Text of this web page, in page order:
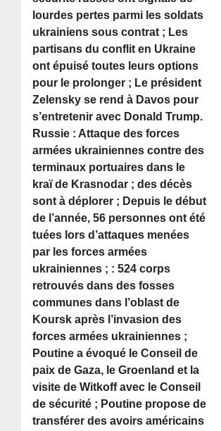
lourdes pertes parmi les soldats
ukrainiens sous contrat ; Les
partisans du conflit en Ukraine
ont épuisé toutes leurs options
pour le prolonger ; Le président
Zelensky se rend à Davos pour
s’entretenir avec Donald Trump.
Russie : Attaque des forces
armées ukrainiennes contre des
terminaux portuaires dans le
kraï de Krasnodar ; des décès
sont à déplorer ; Depuis le début
de l’année, 56 personnes ont été
tuées lors d’attaques menées
par les forces armées
ukrainiennes ; : 524 corps
retrouvés dans des fosses
communes dans l’oblast de
Koursk après l’invasion des
forces armées ukrainiennes ;
Poutine a évoqué le Conseil de
paix de Gaza, le Groenland et la
visite de Witkoff avec le Conseil
de sécurité ; Poutine propose de
transférer des avoirs américains